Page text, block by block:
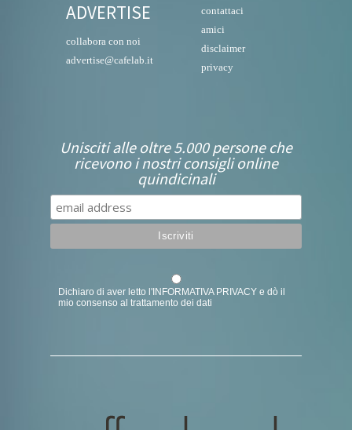
ADVERTISE
collabora con noi
advertise@cafelab.it
contattaci
amici
disclaimer
privacy
Unisciti alle oltre 5.000 persone che
ricevono i nostri consigli online
quindicinali
Dichiaro di aver letto l' INFORMATIVA PRIVACY e dò il
mio consenso al trattamento dei dati